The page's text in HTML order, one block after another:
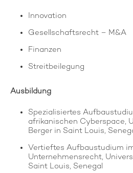
Innovation
Gesellschaftsrecht – M&A
Finanzen
Streitbeilegung
Ausbildung
Spezialisiertes
afrikanischen Cyberspace,
Berger in Saint Louis,
Vertieftes Aufbaustudium
Unternehmensrecht,
Saint Louis, Senegal